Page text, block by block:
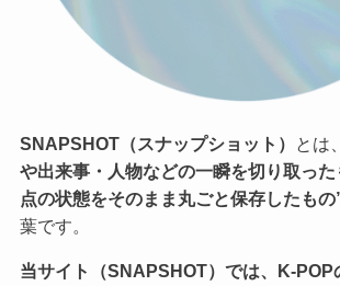
SNAPSHOT（スナップショット） とは、
や出来事・人物などの一瞬を切り取った
点の状態をそのまま丸ごと保存したもの
葉です。
当サイト（SNAPSHOT）では、K-POP